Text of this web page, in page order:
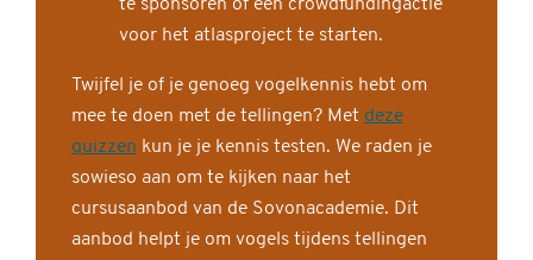
te sponsoren of een crowdfundingactie
voor het atlasproject te starten.
Twijfel je of je genoeg vogelkennis hebt om
mee te doen met de tellingen? Met deze
quizzen kun je je kennis testen. We raden je
sowieso aan om te kijken naar het
cursusaanbod van de Sovonacademie. Dit
aanbod helpt je om vogels tijdens tellingen